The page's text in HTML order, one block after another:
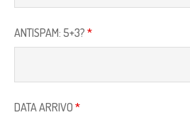
ANTISPAM: 5+3? *
DATA ARRIVO *